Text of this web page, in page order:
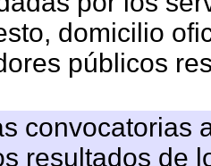
domicilio
públicos
convocatorias
resultados de